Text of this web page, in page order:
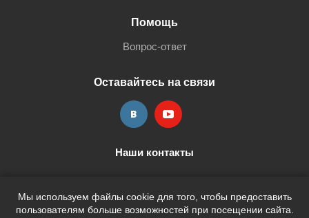
Мы используем файлы cookie для того, чтобы предоставить
пользователям больше возможностей при посещении сайта.
Помощь
Вопрос-ответ
Оставайтесь на связи
Наши контакты